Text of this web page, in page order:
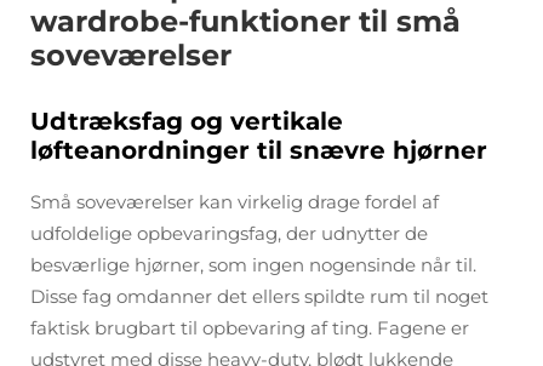
wardrobe-funktioner til små
soveværelser
Udtræksfag og vertikale
løfteanordninger til snævre hjørner
Små soveværelser kan virkelig drage fordel af
udfoldelige opbevaringsfag, der udnytter de
besværlige hjørner, som ingen nogensinde når til.
Disse fag omdanner det ellers spildte rum til noget
faktisk brugbart til opbevaring af ting. Fagene er
udstyret med disse heavy-duty, blødt lukkende